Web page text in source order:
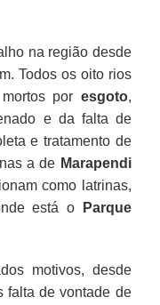
na região desde
Todos os oito rios
por esgoto,
e da falta de
e tratamento de
a de Marapendi
como latrinas,
está o
Parque
motivos, desde
falta de vontade de